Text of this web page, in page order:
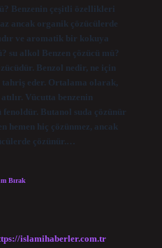
Benzenin çeşitli özellikleri
ancak organik çözücülerde
ve aromatik bir kokuya
su alkol Benzen çözücü mü?
Benzol nedir, ne için
tahriş eder. Ortalama olarak,
Vücutta benzenin
fenoldür. Butanol suda çözünür
hemen hiç çözünmez, ancak
çözünür.…
Bırak
islamihaberler.com.tr